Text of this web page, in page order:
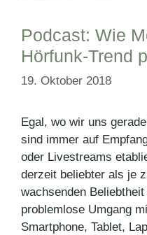
Podcast: Wie
Hörfunk-Trend
19. Oktober 2018
Egal, wo wir uns
sind immer auf
oder Livestreams
derzeit beliebter als je
wachsenden
problemlose Umgang
Smartphone, Tablet,